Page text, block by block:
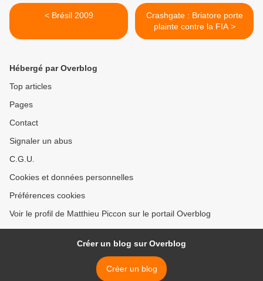
< Brésil 2009
Crashgate : Briatore porte
plainte contre la FIA >
Hébergé par Overblog
Top articles
Pages
Contact
Signaler un abus
C.G.U.
Cookies et données personnelles
Préférences cookies
Voir le profil de Matthieu Piccon sur le portail Overblog
Créer un blog sur Overblog
Créer un blog